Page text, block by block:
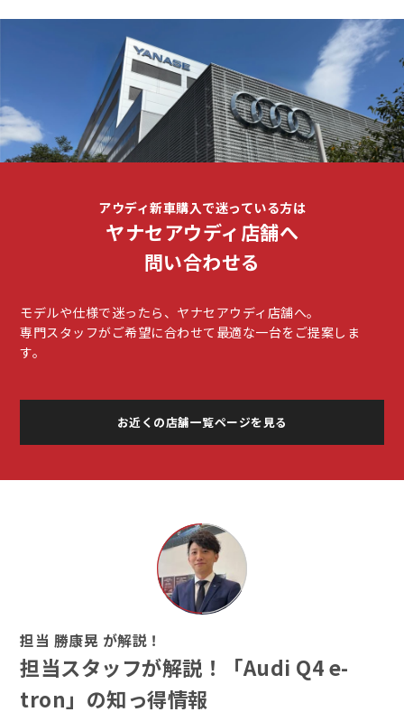
アウディ新車購入で迷っている方は
ヤナセアウディ店舗へ
問い合わせる
モデルや仕様で迷ったら、ヤナセアウディ店舗へ。
専門スタッフがご希望に合わせて最適な一台をご提案しま
す。
お近くの店舗一覧ページを見る
担当 勝康晃 が解説！
担当スタッフが解説！「Audi Q4 e-
tron」の知っ得情報